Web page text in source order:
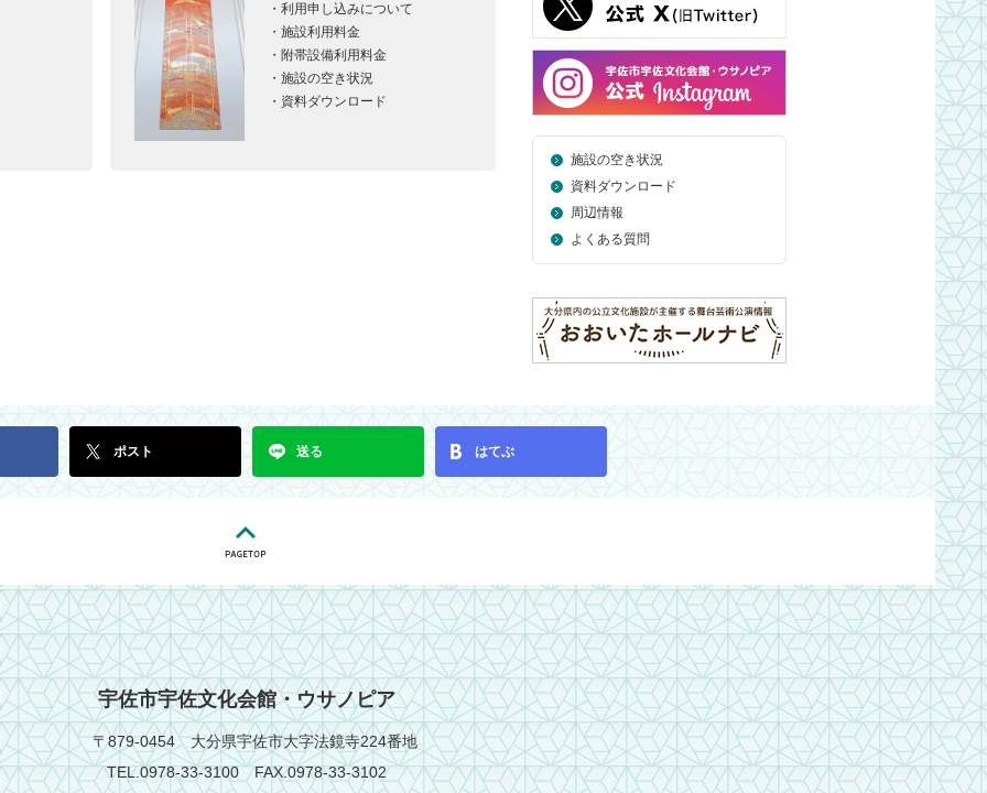
・ 利用申し込みについて
・ 施設利用料金
・ 附帯設備利用料金
・ 施設の空き状況
・ 資料ダウンロード
施設の空き状況
資料ダウンロード
周辺情報
よくある質問
ポスト 送る はてぶ
宇佐市宇佐文化会館・ウサノピア
〒879-0454大分県宇佐市大字法鏡寺224番地
TEL.0978-33-3100FAX.0978-33-3102